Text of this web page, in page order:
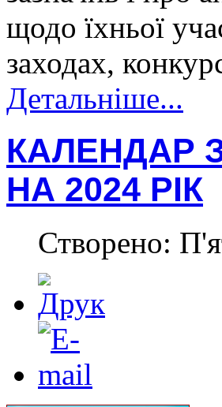
щодо їхньої
заходах,
Детальніше...
КАЛЕНДАР
НА 2024 РІК
Створено: